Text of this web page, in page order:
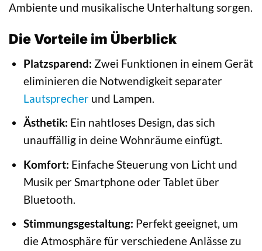
Ambiente und musikalische Unterhaltung sorgen.
Die Vorteile im Überblick
Platzsparend: Zwei Funktionen in einem Gerät
eliminieren die Notwendigkeit separater
Lautsprecherund Lampen.
Ästhetik: Ein nahtloses Design, das sich
unauffällig in deine Wohnräume einfügt.
Komfort: Einfache Steuerung von Licht und
Musik per Smartphone oder Tablet über
Bluetooth.
Stimmungsgestaltung: Perfekt geeignet, um
die Atmosphäre für verschiedene Anlässe zu